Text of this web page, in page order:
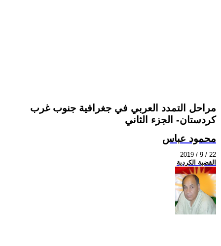
مراحل التمدد العربي في جغرافية جنوب غرب
كردستان- الجزء الثاني
محمود عباس
2019 / 9 / 22
القضية الكردية